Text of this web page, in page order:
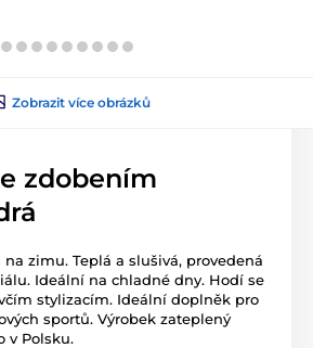
Zobrazit více obrázků
zdobením
zimu. Teplá a slušivá, provedená
Ideální na chladné dny. Hodí se
stylizacím. Ideální doplněk pro
sportů. Výrobek zateplený
v Polsku.